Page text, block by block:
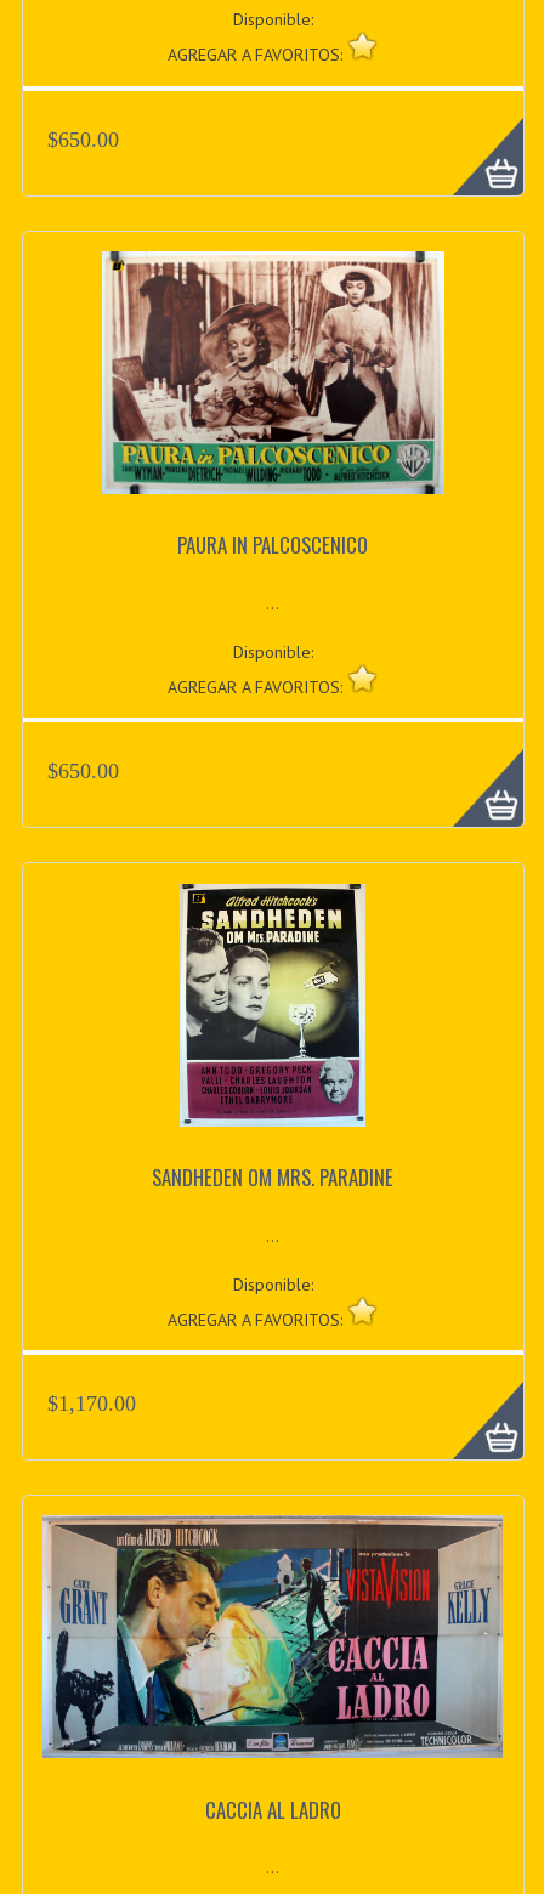
Disponible:
AGREGAR A FAVORITOS:
$650.00
PAURA IN PALCOSCENICO
...
Disponible:
AGREGAR A FAVORITOS:
$650.00
SANDHEDEN OM MRS. PARADINE
...
Disponible:
AGREGAR A FAVORITOS:
$1,170.00
CACCIA AL LADRO
...